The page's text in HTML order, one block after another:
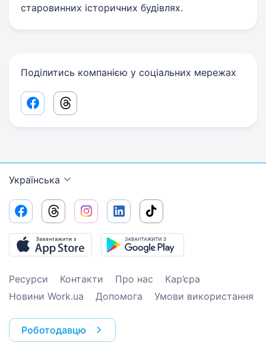
старовинних історичних будівлях.
Поділитись компанією у соціальних мережах
Facebook share link
Threads share link
Українська
Ресурси Контакти Про нас
Кар’єра
Новини Work.ua
Допомога Умови використання
Роботодавцю